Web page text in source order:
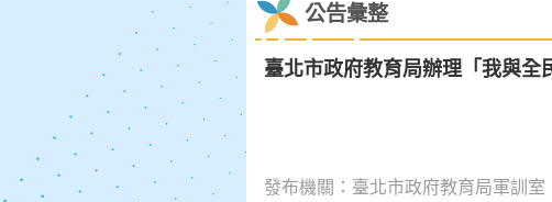
公告彙整
臺北市政府教育局辦理「我與全
發布機關：臺北市政府教育局軍訓室